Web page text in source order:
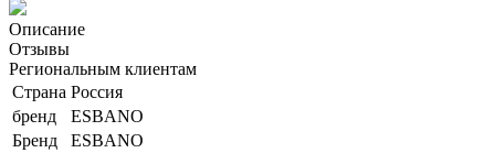
Описание
Отзывы
Региональным клиентам
Страна Россия
бренд
ESBANO
Бренд
ESBANO